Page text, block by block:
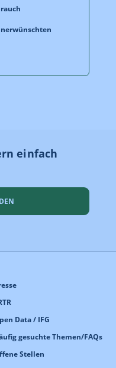
einfach
Data / IFG
gesuchte Themen/FAQs
Stellen